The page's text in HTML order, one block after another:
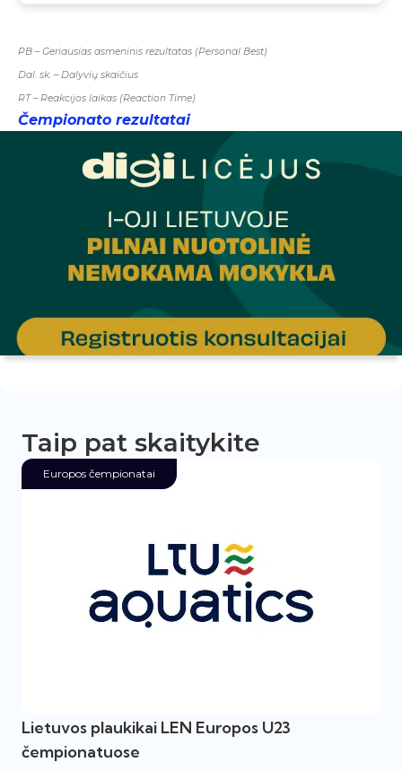
PB – Geriausias asmeninis rezultatas (Personal Best)
Dal. sk. – Dalyvių skaičius
RT – Reakcijos laikas (Reaction Time)
Čempionato rezultatai
Taip pat skaitykite
Europos čempionatai
Lietuvos plaukikai LEN Europos U23
čempionatuose